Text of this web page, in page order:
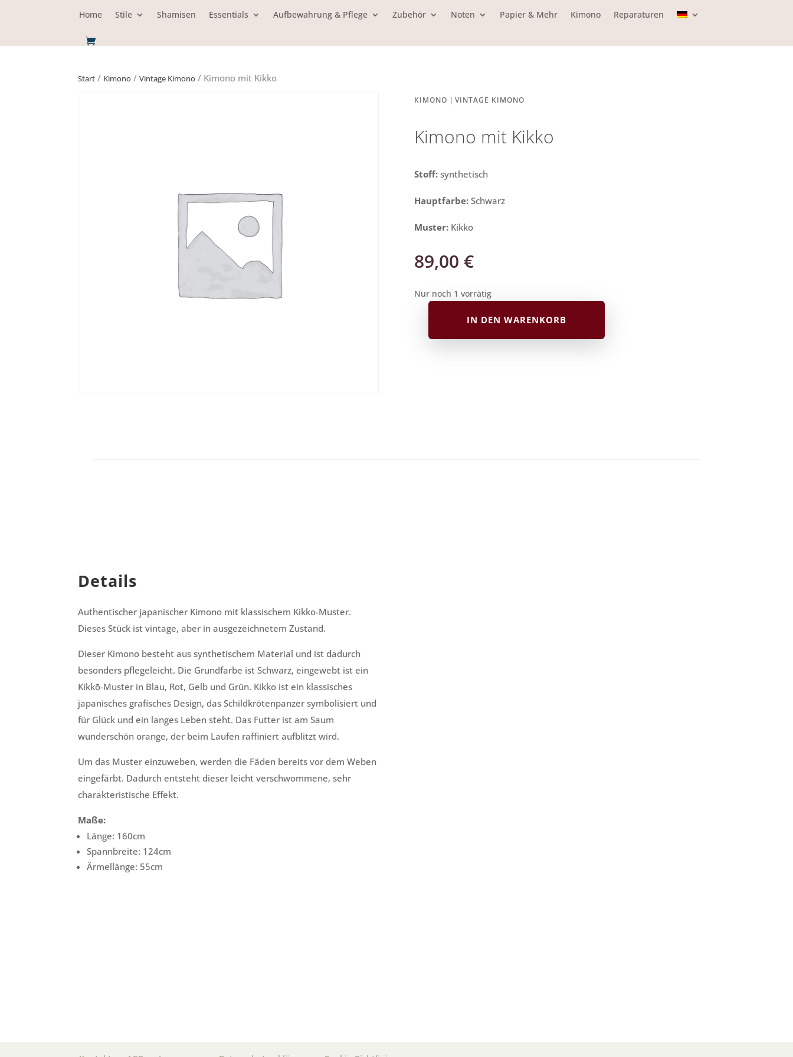
Home Stile Shamisen Essentials Aufbewahrung & Pflege Zubehör Noten Papier & Mehr Kimono Reparaturen
Start / Kimono / Vintage Kimono / Kimono mit Kikko
KIMONO | VINTAGE KIMONO
Kimono mit Kikko
Stoff:synthetisch
Hauptfarbe:Schwarz
Muster: Kikko
89,00 €
Nur noch 1 vorrätig
IN DEN WARENKORB
Details
Authentischer japanischer Kimono mit klassischem Kikko-Muster.
Dieses Stück ist vintage, aber in ausgezeichnetem Zustand.
Dieser Kimono besteht aus synthetischem Material und ist dadurch
besonders pflegeleicht. Die Grundfarbe ist Schwarz, eingewebt ist ein
Kikkō-Muster in Blau, Rot, Gelb und Grün. Kikko ist ein klassisches
japanisches grafisches Design, das Schildkrötenpanzer symbolisiert und
für Glück und ein langes Leben steht. Das Futter ist am Saum
wunderschön orange, der beim Laufen raffiniert aufblitzt wird.
Um das Muster einzuweben, werden die Fäden bereits vor dem Weben
eingefärbt. Dadurch entsteht dieser leicht verschwommene, sehr
charakteristische Effekt.
Maße:
Länge: 160cm
Spannbreite: 124cm
Ärmellänge: 55cm